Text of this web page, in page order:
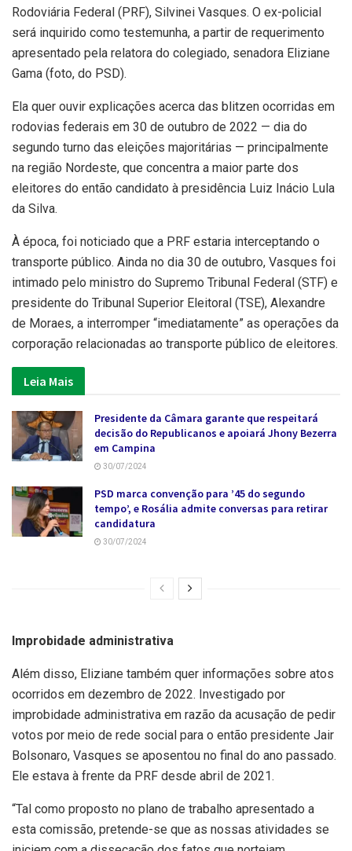
Rodoviária Federal (PRF), Silvinei Vasques. O ex-policial
será inquirido como testemunha, a partir de requerimento
apresentado pela relatora do colegiado, senadora Eliziane
Gama (foto, do PSD).
Ela quer ouvir explicações acerca das blitzen ocorridas em
rodovias federais em 30 de outubro de 2022 — dia do
segundo turno das eleições majoritárias — principalmente
na região Nordeste, que concentra a maior parte dos
eleitores do então candidato à presidência Luiz Inácio Lula
da Silva.
À época, foi noticiado que a PRF estaria interceptando o
transporte público. Ainda no dia 30 de outubro, Vasques foi
intimado pelo ministro do Supremo Tribunal Federal (STF) e
presidente do Tribunal Superior Eleitoral (TSE), Alexandre
de Moraes, a interromper “imediatamente” as operações da
corporação relacionadas ao transporte público de eleitores.
Leia Mais
Presidente da Câmara garante que respeitará
decisão do Republicanos e apoiará Jhony Bezerra
em Campina
30/07/2024
PSD marca convenção para ’45 do segundo
tempo’, e Rosália admite conversas para retirar
candidatura
30/07/2024
Improbidade administrativa
Além disso, Eliziane também quer informações sobre atos
ocorridos em dezembro de 2022. Investigado por
improbidade administrativa em razão da acusação de pedir
votos por meio de rede social para o então presidente Jair
Bolsonaro, Vasques se aposentou no final do ano passado.
Ele estava à frente da PRF desde abril de 2021.
“Tal como proposto no plano de trabalho apresentado a
esta comissão, pretende-se que as nossas atividades se